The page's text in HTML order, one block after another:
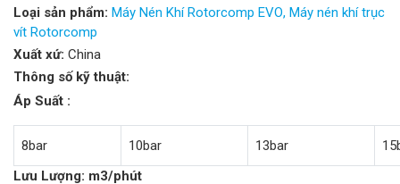
Loại sản phẩm: Máy Nén Khí Rotorcomp EVO Máy nén khí trục
vít Rotorcomp
Xuất xứ: China
Thông số kỹ thuật:
Áp Suất :
8bar 10bar 13bar
Lưu Lượng: m3/phút